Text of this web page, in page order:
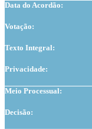
Data do Acordão:
Votação:
Texto Integral:
Privacidade:
Meio Processual:
Decisão: